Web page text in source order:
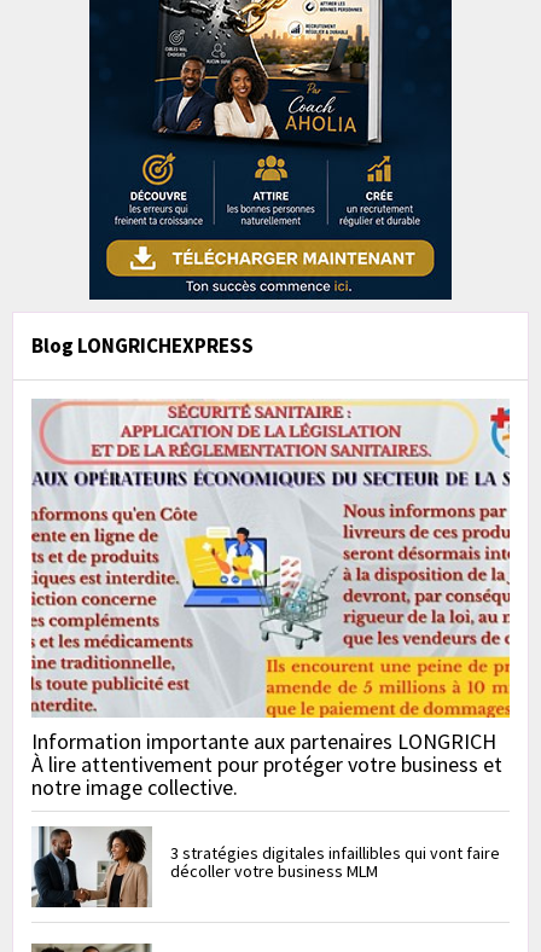
Blog LONGRICHEXPRESS
Information importante aux partenaires LONGRICH
À lire attentivement pour protéger votre business et
notre image collective.
3 stratégies digitales infaillibles qui vont faire
décoller votre business MLM